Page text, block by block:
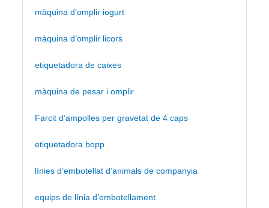
màquina d’omplir iogurt
màquina d’omplir licors
etiquetadora de caixes
màquina de pesar i omplir
Farcit d’ampolles per gravetat de 4 caps
etiquetadora bopp
línies d’embotellat d’animals de companyia
equips de línia d’embotellament